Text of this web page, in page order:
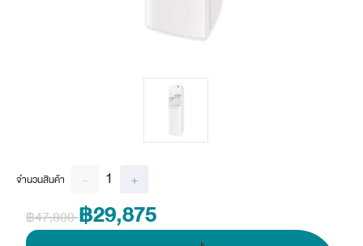
จำนวนสินค้า - 1 +
฿47,800฿29,875